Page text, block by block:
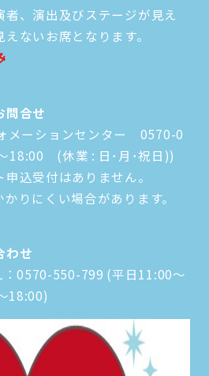
、演出及びステージが見え
ないお席となります。
問合せ
メーションセンター 0570-0
18:00 (休業 : 日･月･祝日))
込受付はありません。
りにくい場合があります。
わせ
0570-550-799 (平日11:00～
18:00)